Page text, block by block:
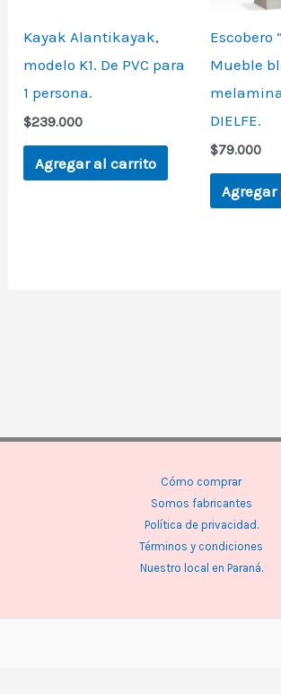
Kayak Alantikayak,
modelo K1. De PVC para
1 persona.
$239.000
Agregar al carrito
Escobero
Mueble
DIELFE.
$79.000
Cómo comprar
Somos fabricantes
Política de privacidad.
Términos y condiciones
Nuestro local en Paraná.